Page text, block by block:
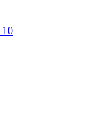
10